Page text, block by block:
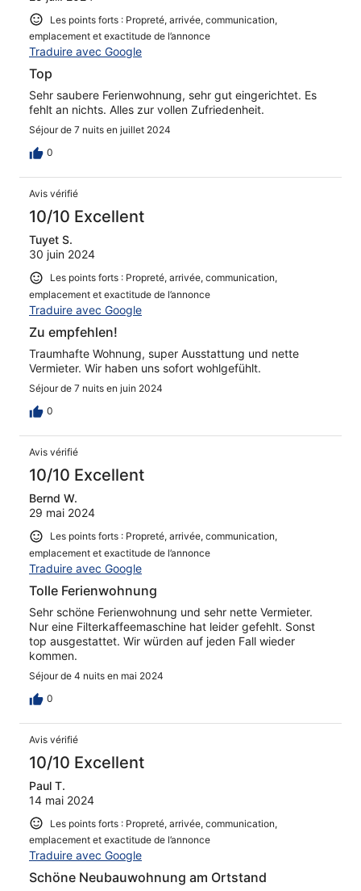
Les points forts : Propreté, arrivée, communication,
emplacement et exactitude de l’annonce
Traduire avec Google
Top
Sehr saubere Ferienwohnung, sehr gut eingerichtet. Es
fehlt an nichts. Alles zur vollen Zufriedenheit.
Séjour de 7 nuits en juillet 2024
0
Avis vérifié
10/10 Excellent
Tuyet S.
30 juin 2024
Les points forts : Propreté, arrivée, communication,
emplacement et exactitude de l’annonce
Traduire avec Google
Zu empfehlen!
Traumhafte Wohnung, super Ausstattung und nette
Vermieter. Wir haben uns sofort wohlgefühlt.
Séjour de 7 nuits en juin 2024
0
Avis vérifié
10/10 Excellent
Bernd W.
29 mai 2024
Les points forts : Propreté, arrivée, communication,
emplacement et exactitude de l’annonce
Traduire avec Google
Tolle Ferienwohnung
Sehr schöne Ferienwohnung und sehr nette Vermieter.
Nur eine Filterkaffeemaschine hat leider gefehlt. Sonst
top ausgestattet. Wir würden auf jeden Fall wieder
kommen.
Séjour de 4 nuits en mai 2024
0
Avis vérifié
10/10 Excellent
Paul T.
14 mai 2024
Les points forts : Propreté, arrivée, communication,
emplacement et exactitude de l’annonce
Traduire avec Google
Schöne Neubauwohnung am Ortstand